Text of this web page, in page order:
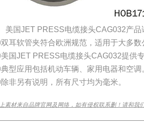
美国JET PRESS电缆接头CAG032产品
耳软管夹符合欧洲规范，适用于大多数
国JET PRESS电缆接头CAG032提供
型应用包括机动车辆、家用电器和空调
非另有说明，所有尺寸均为毫米。
素材来自品牌官网及网络，如有侵权联系删！请和我